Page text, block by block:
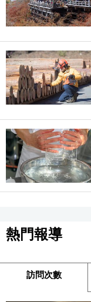
熱門報導
訪問次數